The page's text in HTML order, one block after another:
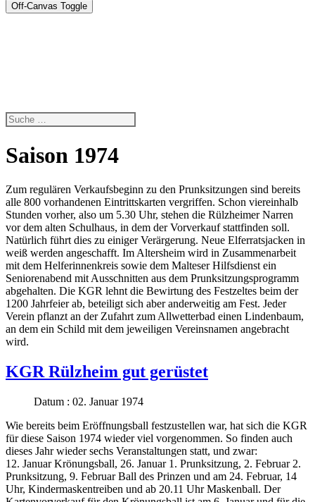
Off-Canvas Toggle
Saison 1974
Zum regulären Verkaufsbeginn zu den Prunksitzungen sind bereits
alle 800 vorhandenen Eintrittskarten vergriffen. Schon viereinhalb
Stunden vorher, also um 5.30 Uhr, stehen die Rülzheimer Narren
vor dem alten Schulhaus, in dem der Vorverkauf stattfinden soll.
Natürlich führt dies zu einiger Verärgerung. Neue Elferratsjacken in
weiß werden angeschafft. Im Altersheim wird in Zusammenarbeit
mit dem Helferinnenkreis sowie dem Malteser Hilfsdienst ein
Seniorenabend mit Ausschnitten aus dem Prunksitzungsprogramm
abgehalten. Die KGR lehnt die Bewirtung des Festzeltes beim der
1200 Jahrfeier ab, beteiligt sich aber anderweitig am Fest. Jeder
Verein pflanzt an der Zufahrt zum Allwetterbad einen Lindenbaum,
an dem ein Schild mit dem jeweiligen Vereinsnamen angebracht
wird.
KGR Rülzheim gut gerüstet
Datum : 02. Januar 1974
Wie bereits beim Eröffnungsball festzustellen war, hat sich die KGR
für diese Saison 1974 wieder viel vorgenommen. So finden auch
dieses Jahr wieder sechs Veranstaltungen statt, und zwar:
12. Januar Krönungsball, 26. Januar 1. Prunksitzung, 2. Februar 2.
Prunksitzung, 9. Februar Ball des Prinzen und am 24. Februar, 14
Uhr, Kindermaskentreiben und ab 20.11 Uhr Maskenball. Der